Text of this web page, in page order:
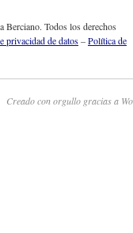
Todos los derechos
privacidad de datos–Política de
Creado con orgullo gracias a